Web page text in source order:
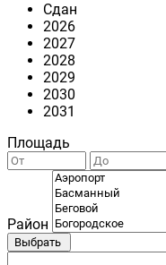
Сдан
2026
2027
2028
2029
2030
2031
Площадь
Район
Выбрать